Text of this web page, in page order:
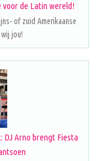
voor de Latin wereld!
of zuid Amerikaanse
jou!
DJ Arno brengt Fiesta